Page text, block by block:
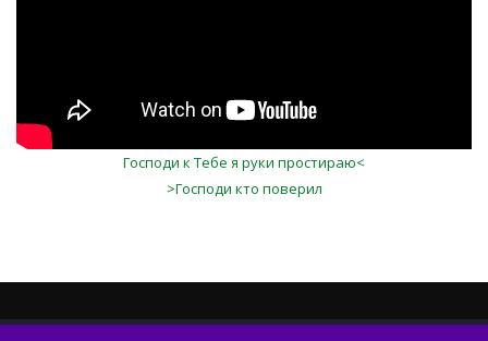
Господи к Тебе я руки простираю<
>Господи кто поверил